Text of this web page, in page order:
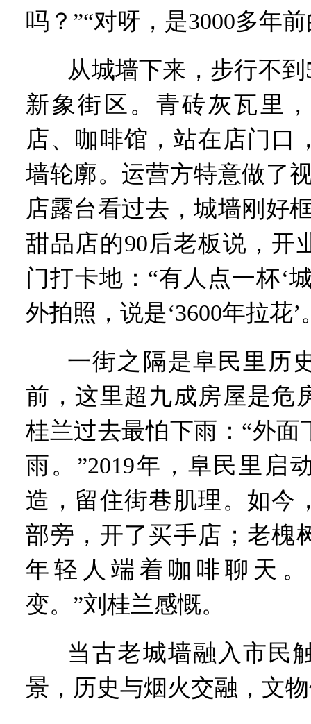
吗？”“对呀，是3000多年
从城墙下来，步行不
新象街区。青砖灰瓦里
店、咖啡馆，站在店门口
墙轮廓。运营方特意做了
店露台看过去，城墙刚好
甜品店的90后老板说，开
门打卡地：“有人点一杯‘
外拍照，说是‘3600年拉花’
一街之隔是阜民里历
前，这里超九成房屋是危
桂兰过去最怕下雨：“外面
雨。”2019年，阜民里启
造，留住街巷肌理。如今
部旁，开了买手店；老槐
年轻人端着咖啡聊天
变。”刘桂兰感慨。
当古老城墙融入市民
景，历史与烟火交融，文